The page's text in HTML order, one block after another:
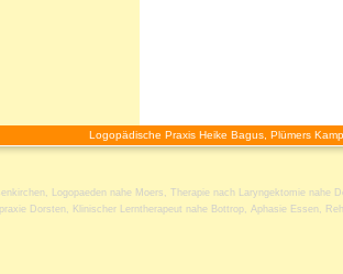
Logopädische Praxis Heike Bagus, Plümers
, Logopaeden nahe Moers , Therapie nach Laryngektomie nahe
Dorsten , Klinischer Lerntherapeut nahe Bottrop, Aphasie Essen ,